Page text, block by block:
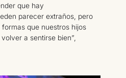
que hay
parecer extraños, pero
que nuestros hijos
a sentirse bien”,